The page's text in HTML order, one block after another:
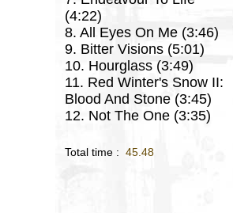
(4:22)
8. All Eyes On Me (3:46)
9. Bitter Visions (5:01)
10. Hourglass (3:49)
11. Red Winter's Snow II:
Blood And Stone (3:45)
12. Not The One (3:35)
Total time : 45.48